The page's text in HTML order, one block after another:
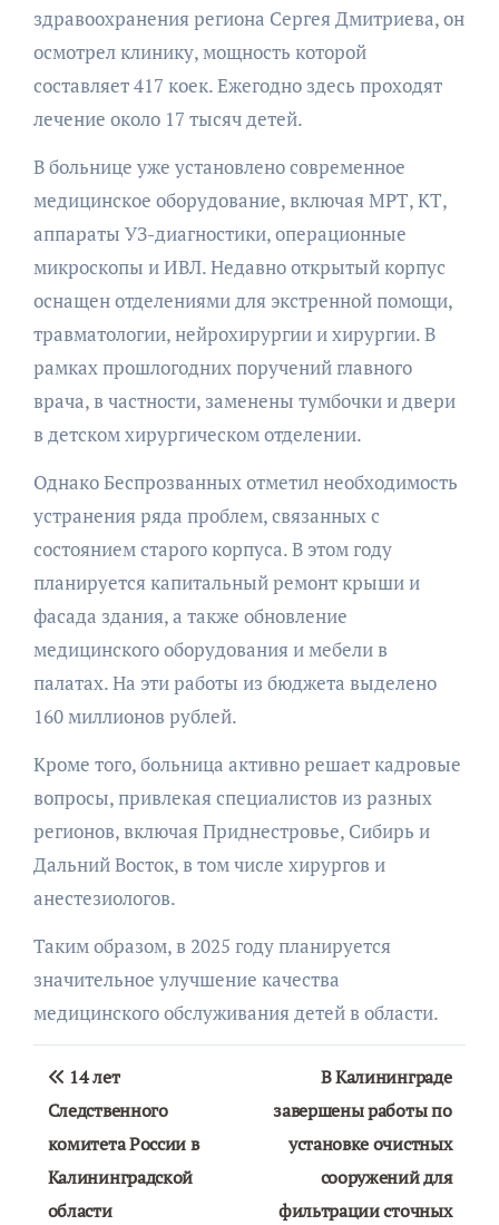
здравоохранения региона Сергея Дмитриева, он
осмотрел клинику, мощность которой
составляет 417 коек. Ежегодно здесь проходят
лечение около 17 тысяч детей.
В больнице уже установлено современное
медицинское оборудование, включая МРТ, КТ,
аппараты УЗ-диагностики, операционные
микроскопы и ИВЛ. Недавно открытый корпус
оснащен отделениями для экстренной помощи,
травматологии, нейрохирургии и хирургии. В
рамках прошлогодних поручений главного
врача, в частности, заменены тумбочки и двери
в детском хирургическом отделении.
Однако Беспрозванных отметил необходимость
устранения ряда проблем, связанных с
состоянием старого корпуса. В этом году
планируется капитальный ремонт крыши и
фасада здания, а также обновление
медицинского оборудования и мебели в
палатах. На эти работы из бюджета выделено
160 миллионов рублей.
Кроме того, больница активно решает кадровые
вопросы, привлекая специалистов из разных
регионов, включая Приднестровье, Сибирь и
Дальний Восток, в том числе хирургов и
анестезиологов.
Таким образом, в 2025 году планируется
значительное улучшение качества
медицинского обслуживания детей в области.
Навигация
по
записям
14 лет
Следственного
комитета России в
Калининградской
области
В Калининграде
завершены работы по
установке очистных
сооружений для
фильтрации сточных